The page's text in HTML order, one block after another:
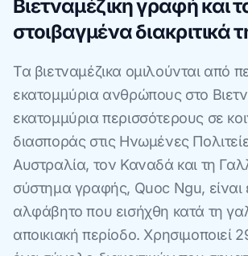
στοιβαγμένα διακριτικά
Τα βιετναμέζικα ομιλούνται από
εκατομμύρια ανθρώπους στο
εκατομμύρια περισσότερους σε
διασποράς στις Ηνωμένες
Αυστραλία, τον Καναδά και τη
σύστημα γραφής, Quoc Ngu, είναι
αλφάβητο που εισήχθη κατά τη
αποικιακή περίοδο. Χρησιμοποιεί